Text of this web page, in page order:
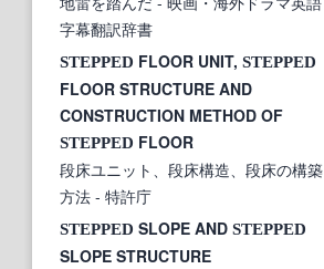
字幕翻訳辞書
STEPPED FLOOR UNIT, STEPPED
FLOOR STRUCTURE AND
CONSTRUCTION METHOD OF
STEPPED FLOOR
段床ユニット、段床構造、段床の構築
方法 - 特許庁
STEPPED SLOPE AND STEPPED
SLOPE STRUCTURE